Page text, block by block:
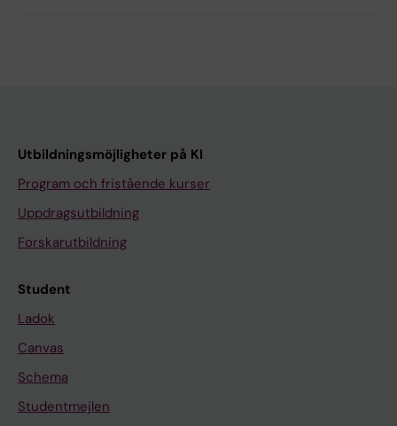
Utbildningsmöjligheter på KI
Program och fristående kurser
Uppdragsutbildning
Forskarutbildning
Student
Ladok
Canvas
Schema
Studentmejlen